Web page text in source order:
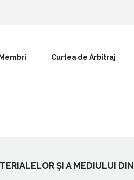
Membri Curtea de Arbitraj
ŞI A MEDIULUI DIN